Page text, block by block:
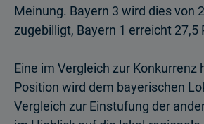
Meinung. Bayern 3 wird dies von
zugebilligt, Bayern 1 erreicht 27,5
Eine im Vergleich zur Konkurrenz
Position wird dem bayerischen
Vergleich zur Einstufung der